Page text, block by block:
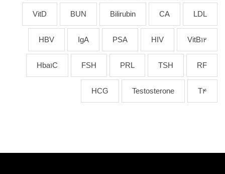
LDL
CA
Bilirubin
BUN
VitD
VitB12
HIV
PSA
IgA
HBV
RF
TSH
PRL
FSH
Hba1C
T4
Testosterone
HCG